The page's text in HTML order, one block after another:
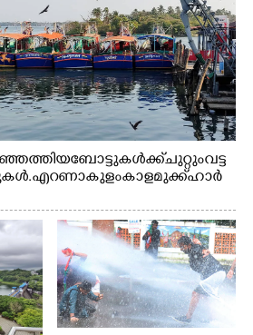
ബോട്ടുകൾക്ക് ചുറ്റും വട്ട
എറണാകുളം കാളമുക്ക് ഹാർ